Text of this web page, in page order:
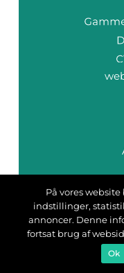
På vores
indstillinger,
annoncer. Denne
fortsat brug af
Ok